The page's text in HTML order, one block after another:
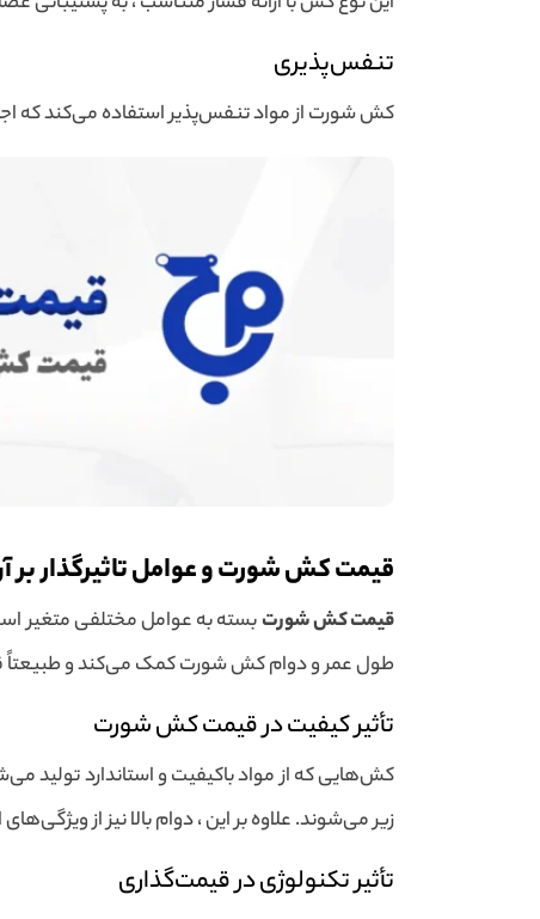
تنفس‌پذیری
کش شورت از مواد تنفس‌پذیر استفاده می‌کند که
قیمت کش شورت و عوامل تاثیرگذار بر
قیمت کش شورتبسته به عوامل مختلفی متغیر
طول عمر و دوام کش شورت کمک می‌کند و طبیعتاً
تأثیر کیفیت در قیمت کش شورت
کش‌هایی که از مواد باکیفیت و استاندارد تولید
زیر می‌شوند. علاوه بر این ، دوام بالا نیز از
تأثیر تکنولوژی در قیمت‌گذاری